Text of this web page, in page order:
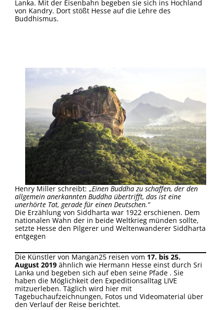
Lanka. Mit der Eisenbahn begeben sie sich ins Hochland
von Kandry. Dort stößt Hesse auf die Lehre des
Buddhismus.
Henry Miller schreibt: „Einen Buddha zu schaffen, der den
allgemein anerkannten Buddha übertrifft, das ist eine
unerhörte Tat, gerade für einen Deutschen.“
Die Erzählung von Siddharta war 1922 erschienen. Dem
nationalen Wahn der in beide Weltkrieg münden sollte,
setzte Hesse den Pilgerer und Weltenwanderer Siddharta
entgegen
Die Künstler von Mangan25 reisen vom 17. bis 25.
August 2019 ähnlich wie Hermann Hesse einst durch Sri
Lanka und begeben sich auf eben seine Pfade . Sie
haben die Möglichkeit den Expeditionsalltag LIVE
mitzuerleben. Täglich wird hier mit
Tagebuchaufzeichnungen, Fotos und Videomaterial über
den Verlauf der Reise berichtet.